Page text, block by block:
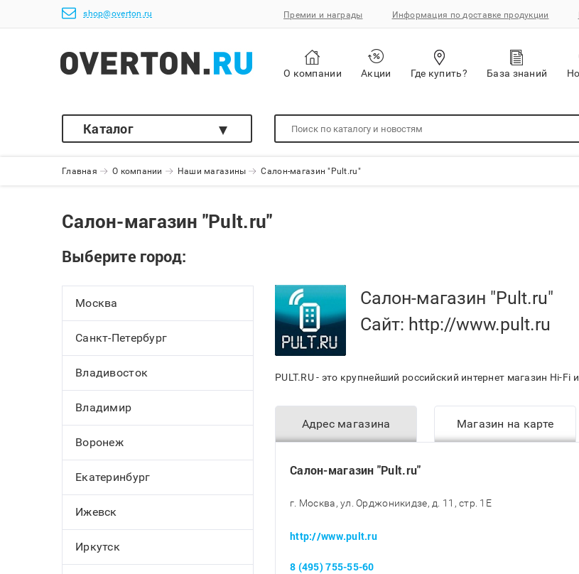
shop@overton.ru Премии и награды Информация по доставке продукции
О компании Акции Где купить? База знаний
Каталог
Главная О компании Наши магазины Салон-магазин "Pult.ru"
Салон-магазин "Pult.ru"
Выберите город:
Москва
Санкт-Петербург
Владивосток
Владимир
Воронеж
Екатеринбург
Ижевск
Иркутск
Салон-магазин "Pult.ru"
Сайт: http://www.pult.ru
PULT.RU - это крупнейший российский интернет магазин Hi-Fi
Адрес магазина Магазин на карте
Салон-магазин "Pult.ru"
г. Москва, ул. Орджоникидзе, д. 11, стр. 1E
http://www.pult.ru
8 (495) 755-55-60